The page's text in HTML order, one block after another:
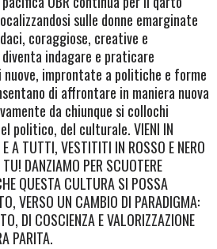
sulle donne emarginate
coraggiose, creative e
indagare e praticare
nuove, improntate a politiche e forme
di affrontare in maniera nuova
da chiunque si collochi
politico, del culturale. VIENI IN
A TUTTI, VESTITITI IN ROSSO E NERO
DANZIAMO PER SCUOTERE
QUESTA CULTURA SI POSSA
VERSO UN CAMBIO DI PARADIGMA:
DI COSCIENZA E VALORIZZAZIONE
PARITA.